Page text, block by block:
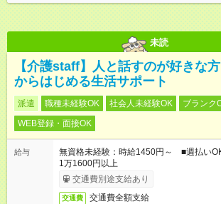
未読
【介護staff】人と話すのが好きな
からはじめる生活サポート
派遣 職種未経験OK 社会人未経験OK
ブランク
WEB登録・面接OK
給与
無資格未経験：時給1450円～ ■週払い
1万1600円以上
交通費別途支給あり
交通費 交通費全額支給